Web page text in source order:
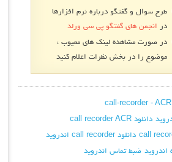
طرح سوال و گفتگو درباره نرم افزارها
در انجمن های گفتگو پی سی ورلد
در صورت مشاهده لینک های معیوب ،
موضوع را در بخش نظرات اعلام کنید
call-recorder -
دانلود call recorder ACR
دانلود call recorder اندروید
اندروید ضبط تماس اندروید